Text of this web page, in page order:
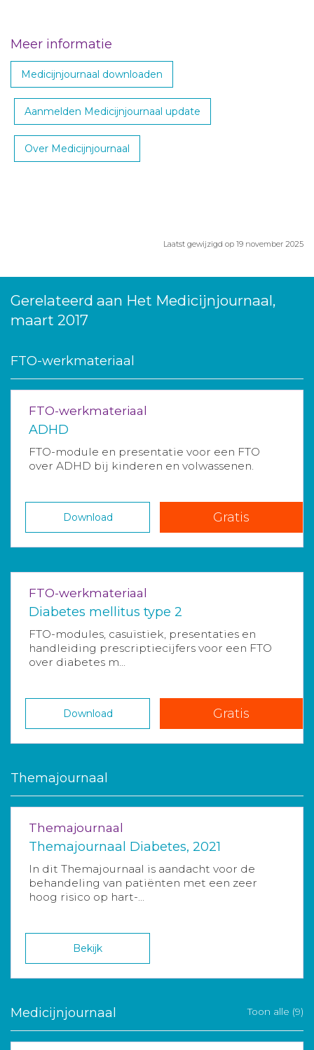
Meer informatie
Medicijnjournaal downloaden
Aanmelden Medicijnjournaal update
Over Medicijnjournaal
Laatst gewijzigd op 19 november 2025
Gerelateerd aan Het Medicijnjournaal,
maart 2017
FTO-werkmateriaal
FTO-werkmateriaal
ADHD
FTO-module en presentatie voor een FTO
over ADHD bij kinderen en volwassenen.
Download Gratis
FTO-werkmateriaal
Diabetes mellitus type 2
FTO-modules, casuïstiek, presentaties en
handleiding prescriptiecijfers voor een FTO
over diabetes m...
Download Gratis
Themajournaal
Themajournaal
Themajournaal Diabetes, 2021
In dit Themajournaal is aandacht voor de
behandeling van patiënten met een zeer
hoog risico op hart-...
Bekijk
Medicijnjournaal Toon alle (9)